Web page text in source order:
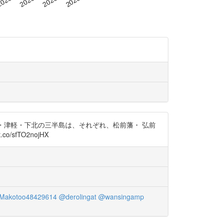
軽・下北の三半島は、それぞれ、松前藩・ 弘前
sfTO2nojHX
@derolingat @wansingamp